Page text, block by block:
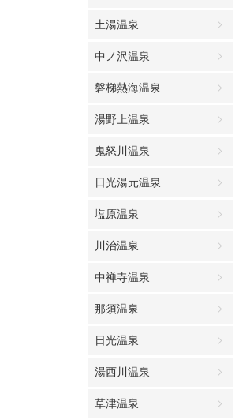
土湯温泉
中ノ沢温泉
磐梯熱海温泉
湯野上温泉
鬼怒川温泉
日光湯元温泉
塩原温泉
川治温泉
中禅寺温泉
那須温泉
日光温泉
湯西川温泉
草津温泉